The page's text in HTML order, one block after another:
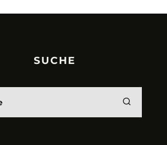
SUCHE